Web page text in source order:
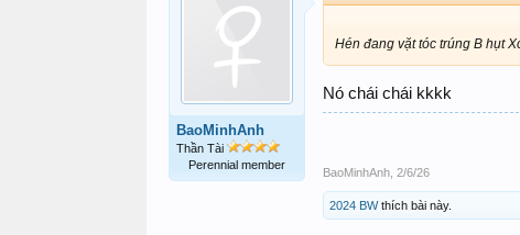
BaoMinhAnh
Thần Tài
Perennial member
Hén đang vặt tóc trúng B hụt
Nó chái chái kkkk
BaoMinhAnh 2/6/26
2024 BWthích bài này.